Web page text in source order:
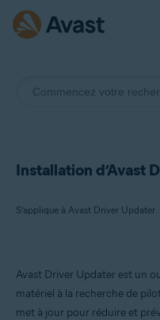
Installation d’Avast
S’applique à Avast Driver Updater
Produits:
Avast Driver Updater
Avast Driver Updater est un
matériel à la recherche de
met à jour pour réduire et